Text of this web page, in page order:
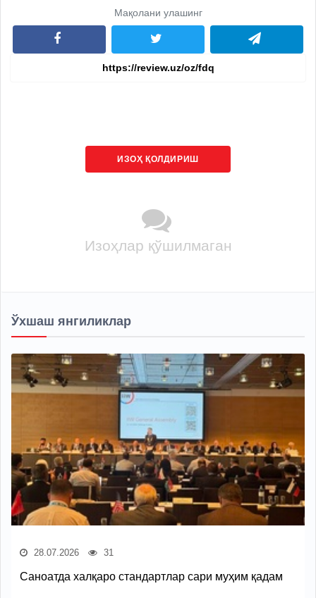
Мақолани улашинг
ИЗОҲ ҚОЛДИРИШ
Изоҳлар қўшилмаган
Ўхшаш янгиликлар
28.07.2026 31
Саноатда халқаро стандартлар сари муҳим қадам